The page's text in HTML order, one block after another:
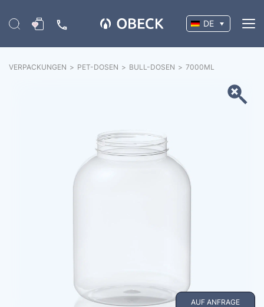
DE
VERPACKUNGEN > PET-DOSEN > BULL-DOSEN > 7000ML
AUF ANFRAGE